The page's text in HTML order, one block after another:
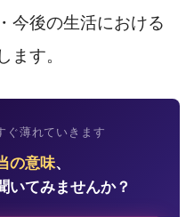
今後の生活における
ます。
ぐ薄れていきます
の意味、
いてみませんか？